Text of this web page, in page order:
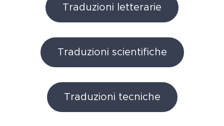
Traduzioni letterarie
Traduzioni scientifiche
Traduzioni tecniche